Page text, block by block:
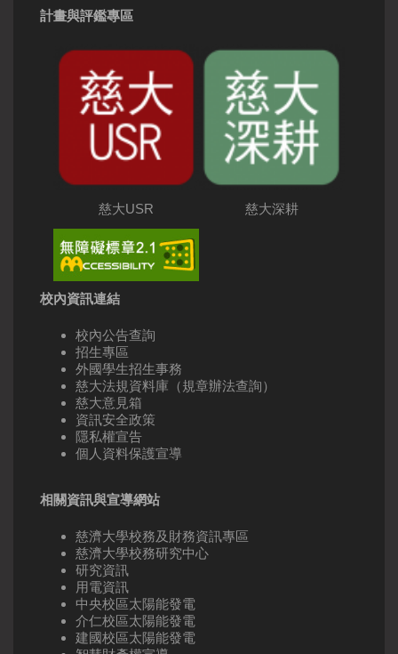
計畫與評鑑專區
慈大USR 慈大深耕
校內資訊連結
校內公告查詢
招生專區
外國學生招生事務
慈大法規資料庫（規章辦法查詢）
慈大意見箱
資訊安全政策
隱私權宣告
個人資料保護宣導
相關資訊與宣導網站
慈濟大學校務及財務資訊專區
慈濟大學校務研究中心
研究資訊
用電資訊
中央校區太陽能發電
介仁校區太陽能發電
建國校區太陽能發電